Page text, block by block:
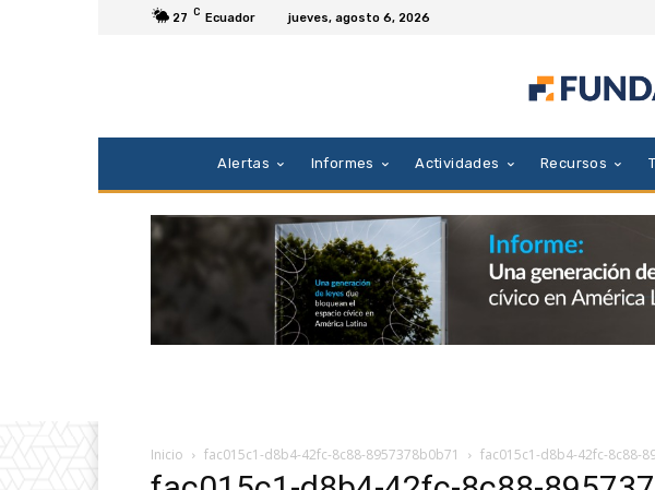
27 C Ecuador jueves, agosto 6, 2026
Alertas Informes Actividades Recursos
Inicio fac015c1-d8b4-42fc-8c88-8957378b0b71 fac015c1-d8b4-42fc-8c88-